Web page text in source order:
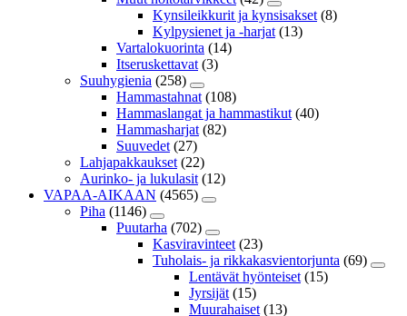
Kynsileikkurit ja kynsisakset (8)
Kylpysienet ja -harjat (13)
Vartalokuorinta (14)
Itseruskettavat (3)
Suuhygienia (258)
Hammastahnat (108)
Hammaslangat ja hammastikut (40)
Hammasharjat (82)
Suuvedet (27)
Lahjapakkaukset (22)
Aurinko- ja lukulasit (12)
VAPAA-AIKAAN (4565)
Piha (1146)
Puutarha (702)
Kasviravinteet (23)
Tuholais- ja rikkakasvientorjunta (69)
Lentävät hyönteiset (15)
Jyrsijät (15)
Muurahaiset (13)